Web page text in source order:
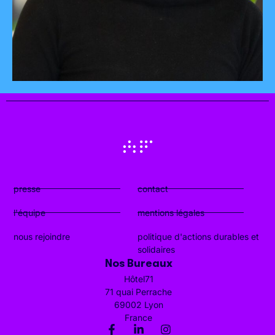
presse
l'équipe
nous rejoindre
contact
mentions légales
politique d'actions durables et
solidaires
Nos Bureaux
Hôtel71
71 quai Perrache
69002 Lyon
France